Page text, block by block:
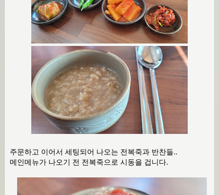
주문하고 이어서 세팅되어 나오는 전복죽과 반찬들..
메인메뉴가 나오기 전 전복죽으로 시동을 겁니다.